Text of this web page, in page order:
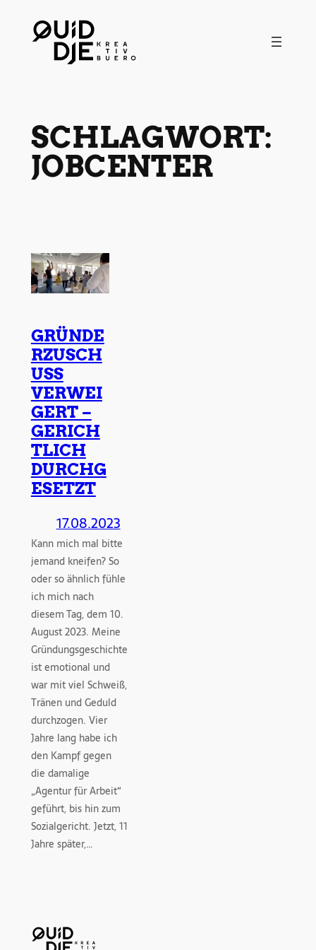
Inhalt
springen
SCHLAGWORT:
JOBCENTER
GRÜNDE
RZUSCH
USS
VERWEI
GERT –
GERICH
TLICH
DURCHG
ESETZT
17.08.2023
Kann mich mal bitte
jemand kneifen? So
oder so ähnlich fühle
ich mich nach
diesem Tag, dem 10.
August 2023. Meine
Gründungsgeschichte
ist emotional und
war mit viel Schweiß,
Tränen und Geduld
durchzogen. Vier
Jahre lang habe ich
den Kampf gegen
die damalige
„Agentur für Arbeit“
geführt, bis hin zum
Sozialgericht. Jetzt, 11
Jahre später,…